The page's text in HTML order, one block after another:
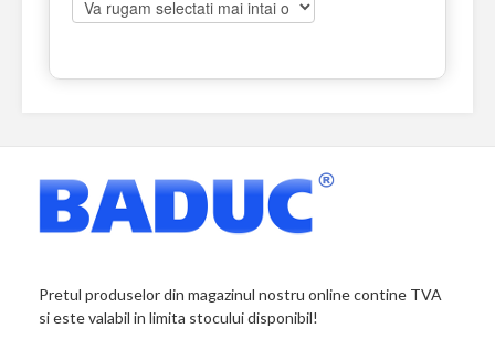
Pretul produselor din magazinul nostru online contine TVA
si este valabil in limita stocului disponibil!